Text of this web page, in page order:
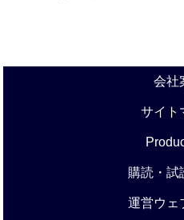
会社
サイト
購読・試
運営ウェ